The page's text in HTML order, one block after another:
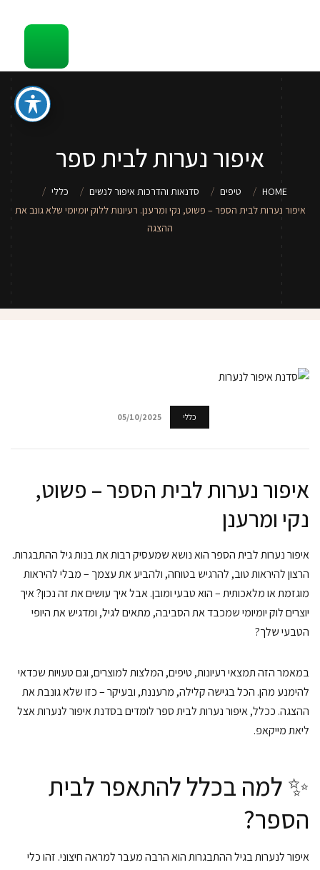
טיפים
אודות
איפור נערות לבית ספר
HOME טיפים סדנאות והדרכות איפור לנשים
כללי
איפור נערות לבית הספר – פשוט, נקי ומרענן. רעיונות ללוק יומיומי שלא גונב את
ההצגה
כללי 05/10/2025
איפור נערות לבית הספר – פשוט,
נקי ומרענן
איפור נערות לבית הספר הוא נושא שמעסיק רבות את בנות גיל ההתבגרות.
הרצון להיראות טוב, להרגיש בטוחה, ולהביע את עצמך – מבלי להיראות
מוגזמת או מלאכותית – הוא טבעי ומובן. אבל איך עושים את זה נכון? איך
יוצרים לוק יומיומי שמכבד את הסביבה, מתאים לגיל, ומדגיש את היופי
הטבעי שלך?
במאמר הזה תמצאי רעיונות, טיפים, המלצות למוצרים, וגם טעויות שכדאי
להימנע מהן. הכל בגישה קלילה, מרעננת, ובעיקר – כזו שלא גונבת את
ההצגה. ככלל, איפור נערות לבית ספר לומדים בסדנת איפור לנערות אצל
ליאת מייקאפ.
✨ למה בכלל להתאפר לבית
הספר?
איפור לנערות בגיל ההתבגרות הוא הרבה מעבר למראה חיצוני. זהו כלי